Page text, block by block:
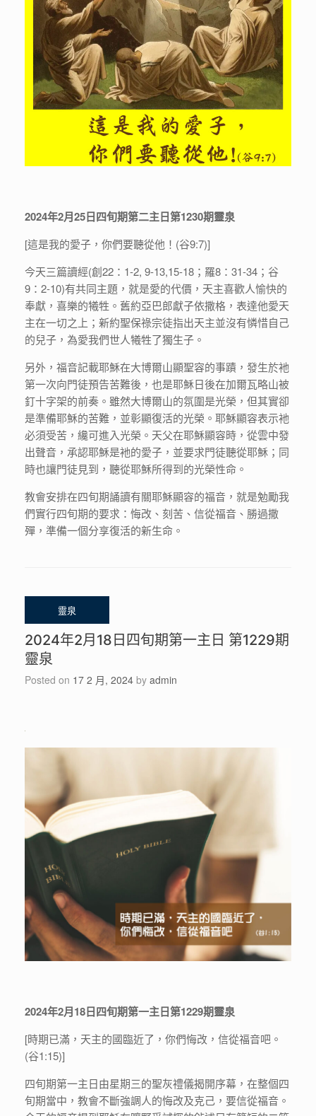
2024年2月25日四旬期第二主日第1230期靈泉
[這是我的愛子，你們要聽從他！(谷9:7)]
今天三篇讀經(創22：1-2, 9-13,15-18；羅8：31-34；谷
9：2-10)有共同主題，就是愛的代價，天主喜歡人愉快的
奉獻，喜樂的犧牲。舊約亞巴郎獻子依撒格，表達他愛天
主在一切之上；新約聖保祿宗徒指出天主並沒有憐惜自己
的兒子，為愛我們世人犧牲了獨生子。
另外，福音記載耶穌在大博爾山顯聖容的事蹟，發生於衪
第一次向門徒預告苦難後，也是耶穌日後在加爾瓦略山被
釘十字架的前奏。雖然大博爾山的氛圍是光榮，但其實卻
是準備耶穌的苦難，並彰顯復活的光榮。耶穌顯容表示衪
必須受苦，纔可進入光榮。天父在耶穌顯容時，從雲中發
出聲音，承認耶穌是衪的愛子，並要求門徒聽從耶穌；同
時也讓門徒見到，聽從耶穌所得到的光榮性命。
教會安排在四旬期誦讀有關耶穌顯容的福音，就是勉勵我
們實行四旬期的要求：悔改、刻苦、信從福音、勝過撒
殫，準備一個分享復活的新生命。
2024年2月18日四旬期第一主日 第1229期
靈泉
Posted on 17 2 月, 2024 by admin
2024年2月18日四旬期第一主日第1229期靈泉
[時期已滿，天主的國臨近了，你們悔改，信從福音吧。
(谷1:15)]
四旬期第一主日由星期三的聖灰禮儀揭開序幕，在整個四
旬期當中，教會不斷強調人的悔改及克己，要信從福音。